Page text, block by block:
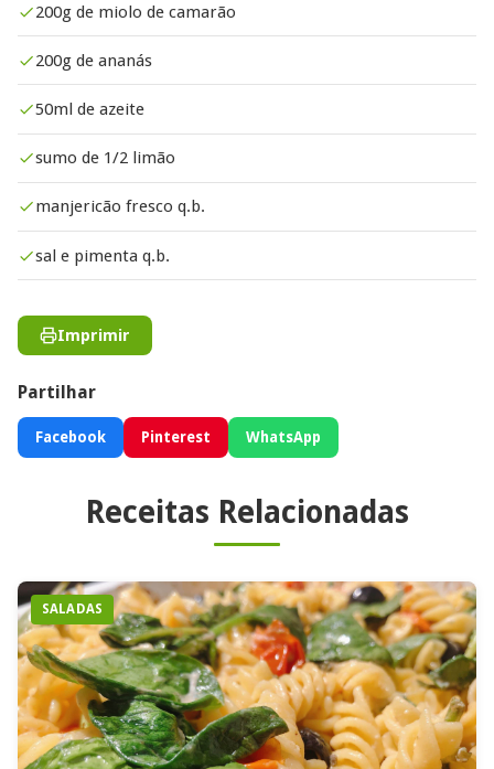
200g de miolo de camarão
200g de ananás
50ml de azeite
sumo de 1/2 limão
manjericão fresco q.b.
sal e pimenta q.b.
Imprimir
Partilhar
Facebook Pinterest WhatsApp
Receitas Relacionadas
SALADAS